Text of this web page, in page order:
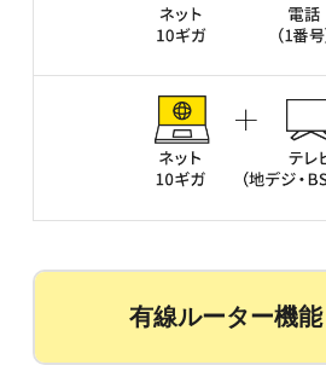
有線ルーター機能